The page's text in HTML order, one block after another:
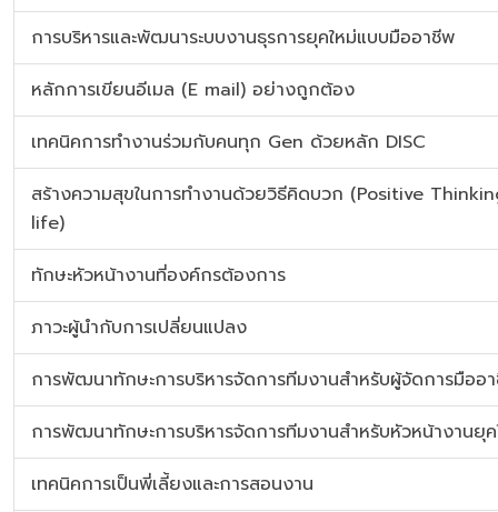
การบริหารและพัฒนาระบบงานธุรการยุคใหม่แบบมืออาชีพ
หลักการเขียนอีเมล (E mail) อย่างถูกต้อง
เทคนิคการทำงานร่วมกับคนทุก Gen ด้วยหลัก DISC
สร้างความสุขในการทำงานด้วยวิธีคิดบวก (Positive
life)
ทักษะหัวหน้างานที่องค์กรต้องการ
ภาวะผู้นำกับการเปลี่ยนแปลง
การพัฒนาทักษะการบริหารจัดการทีมงานสำหรับผู้จัดการมืออ
การพัฒนาทักษะการบริหารจัดการทีมงานสำหรับหัวหน้างานยุ
เทคนิคการเป็นพี่เลี้ยงและการสอนงาน